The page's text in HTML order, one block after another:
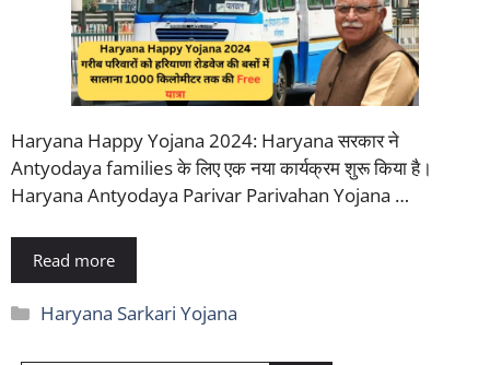
Haryana Happy Yojana 2024: Haryana सरकार ने
Antyodaya families के लिए एक नया कार्यक्रम शुरू किया है।
Haryana Antyodaya Parivar Parivahan Yojana …
Read more
Categories
Haryana Sarkari Yojana